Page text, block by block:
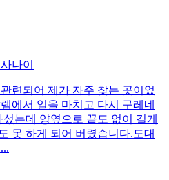
나이
련되어 제가 자주 찾는 곳이었
에서 일을 마치고 다시 구레네
는데 양옆으로 끝도 없이 길게
못 하게 되어 버렸습니다.도대